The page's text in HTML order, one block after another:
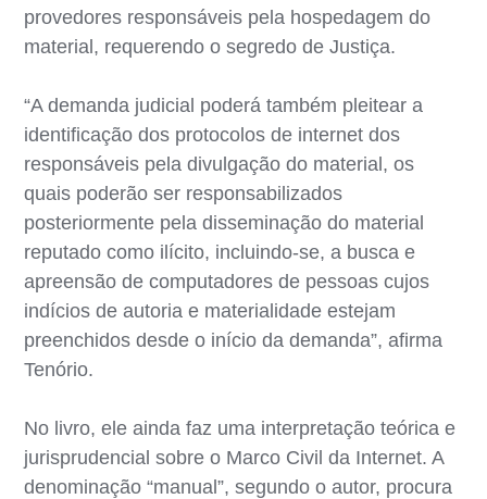
provedores responsáveis pela hospedagem do
material, requerendo o segredo de Justiça.
“A demanda judicial poderá também pleitear a
identificação dos protocolos de internet dos
responsáveis pela divulgação do material, os
quais poderão ser responsabilizados
posteriormente pela disseminação do material
reputado como ilícito, incluindo-se, a busca e
apreensão de computadores de pessoas cujos
indícios de autoria e materialidade estejam
preenchidos desde o início da demanda”, afirma
Tenório.
No livro, ele ainda faz uma interpretação teórica e
jurisprudencial sobre o Marco Civil da Internet. A
denominação “manual”, segundo o autor, procura